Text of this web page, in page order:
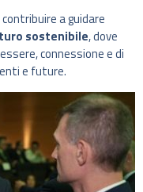
a guidare
sostenibile, dove
connessione e di
e future.